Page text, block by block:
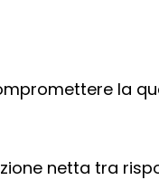
la
netta tra